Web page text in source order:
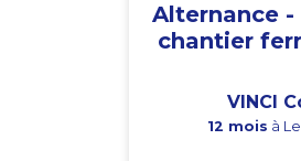
Alternance
chantier
VINCI
12 mois à